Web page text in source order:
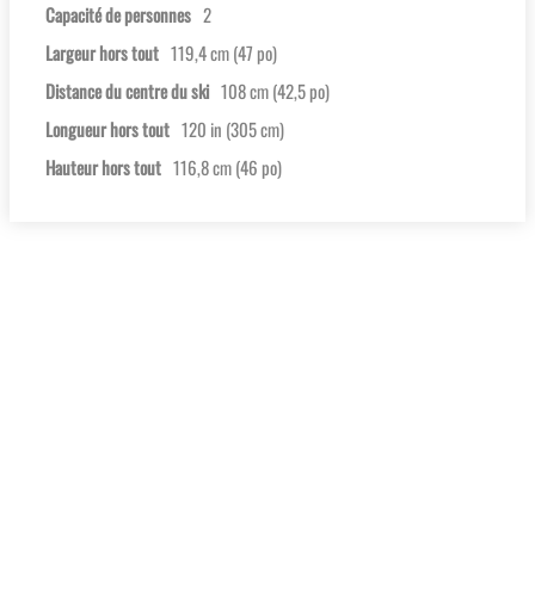
Capacité de personnes 2
Largeur hors tout 119,4 cm (47 po)
Distance du centre du ski 108 cm (42,5 po)
Longueur hors tout 120 in (305 cm)
Hauteur hors tout 116,8 cm (46 po)